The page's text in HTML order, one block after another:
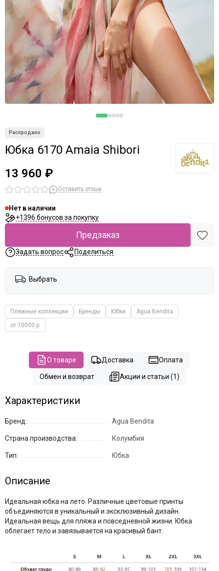
Юбка 6170 Amaia Shibori
13 960 ₽
Оставить отзыв
Нет в наличии
+1396 бонусов за покупку
Предзаказ
Задать вопрос Поделиться
Выбрать
Пляжные коллекции Бренды Юбки
Agua Bendita
от 10000 р.
О товаре Доставка Оплата
Обмен и возврат Акции и статьи (1)
Характеристики
Бренд: Agua Bendita
Страна производства: Колумбия
Тип: Юбка
Описание
Идеальная юбка на лето. Различные цветовые принты
объединяются в уникальный и эксклюзивный дизайн.
Идеальная вещь для пляжа и повседневной жизни. Юбка
облегает тело и завязывается на красивый бант.